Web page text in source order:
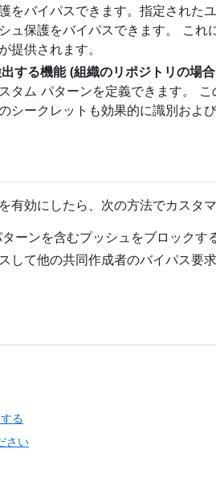
をバイパスできます。指定された
ュ保護をバイパスできます。 これ
提供されます。
する機能 (組織のリポジトリの場
タム パターンを定義できます。
シークレットも効果的に識別およ
有効にしたら、次の方法でカスタマ
ーンを含むプッシュをブロックす
して他の共同作成者のバイパス要
る
さい